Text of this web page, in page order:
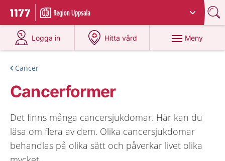
Till startsidan för 1177
Du har valt region
Logga in
på 1177.se
Hitta vård
på 1177.se
Meny
Cancer
Cancerformer
Det finns många cancersjukdomar. Här kan du
läsa om flera av dem. Olika cancersjukdomar
behandlas på olika sätt och påverkar livet olika